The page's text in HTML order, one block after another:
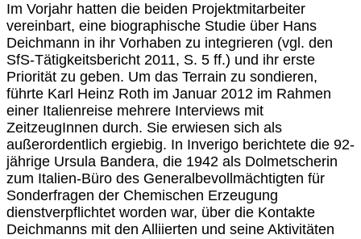
Im Vorjahr hatten die beiden Projektmitarbeiter
vereinbart, eine biographische Studie über Hans
Deichmann in ihr Vorhaben zu integrieren (vgl. den
SfS-Tätigkeitsbericht 2011, S. 5 ff.) und ihr erste
Priorität zu geben. Um das Terrain zu sondieren,
führte Karl Heinz Roth im Januar 2012 im Rahmen
einer Italienreise mehrere Interviews mit
ZeitzeugInnen durch. Sie erwiesen sich als
außerordentlich ergiebig. In Inverigo berichtete die 92-
jährige Ursula Bandera, die 1942 als Dolmetscherin
zum Italien-Büro des Generalbevollmächtigten für
Sonderfragen der Chemischen Erzeugung
dienstverpflichtet worden war, über die Kontakte
Deichmanns mit den Alliierten und seine Aktivitäten